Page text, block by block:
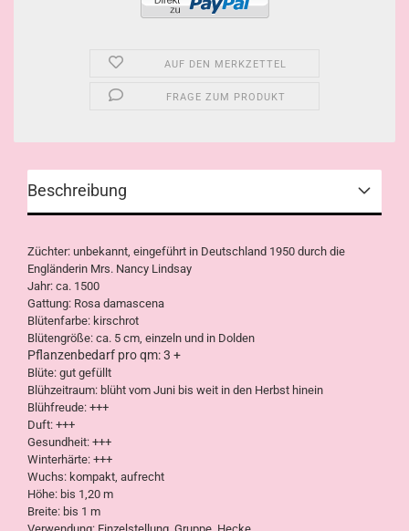
AUF DEN MERKZETTEL
FRAGE ZUM PRODUKT
Beschreibung
Züchter: unbekannt, eingeführt in Deutschland 1950 durch die
Engländerin Mrs. Nancy Lindsay
Jahr: ca. 1500
Gattung: Rosa damascena
Blütenfarbe: kirschrot
Blütengröße: ca. 5 cm, einzeln und in Dolden
Pflanzenbedarf pro qm: 3 +
Blüte: gut gefüllt
Blühzeitraum: blüht vom Juni bis weit in den Herbst hinein
Blühfreude: +++
Duft: +++
Gesundheit: +++
Winterhärte: +++
Wuchs: kompakt, aufrecht
Höhe: bis 1,20 m
Breite: bis 1 m